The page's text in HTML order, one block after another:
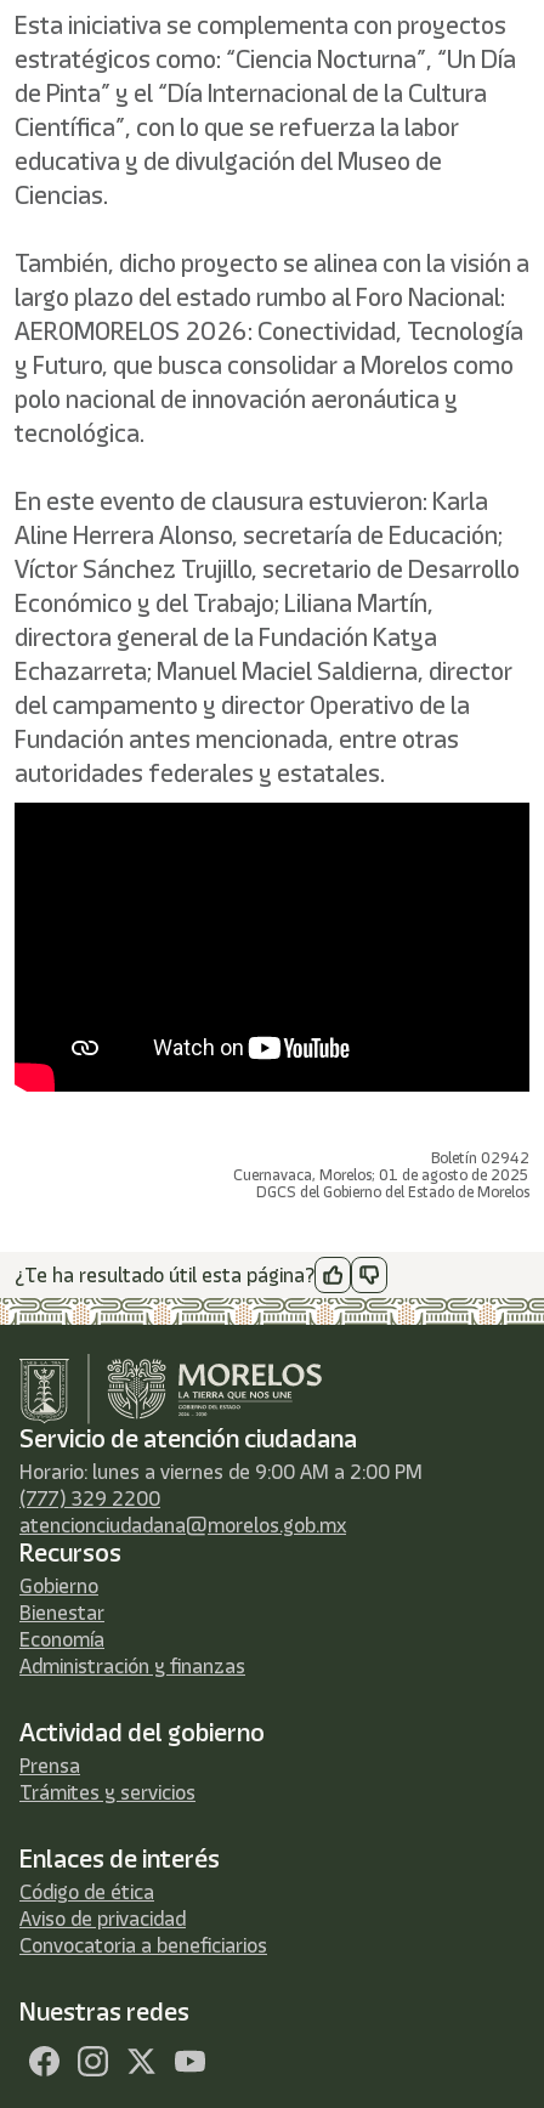
Esta iniciativa se complementa con proyectos
estratégicos como: “Ciencia Nocturna”, “Un Día
de Pinta” y el “Día Internacional de la Cultura
Científica”, con lo que se refuerza la labor
educativa y de divulgación del Museo de
Ciencias.
También, dicho proyecto se alinea con la visión a
largo plazo del estado rumbo al Foro Nacional:
AEROMORELOS 2026: Conectividad, Tecnología
y Futuro, que busca consolidar a Morelos como
polo nacional de innovación aeronáutica y
tecnológica.
En este evento de clausura estuvieron: Karla
Aline Herrera Alonso, secretaría de Educación;
Víctor Sánchez Trujillo, secretario de Desarrollo
Económico y del Trabajo; Liliana Martín,
directora general de la Fundación Katya
Echazarreta; Manuel Maciel Saldierna, director
del campamento y director Operativo de la
Fundación antes mencionada, entre otras
autoridades federales y estatales.
Boletín 02942
Cuernavaca, Morelos; 01 de agosto de 2025
DGCS del Gobierno del Estado de Morelos
¿Te ha resultado útil esta página?
Servicio de atención ciudadana
Horario: lunes a viernes de 9:00 AM a 2:00 PM
(777) 329 2200
atencionciudadana@morelos.gob.mx
Recursos
Gobierno
Bienestar
Economía
Administración y finanzas
Actividad del gobierno
Prensa
Trámites y servicios
Enlaces de interés
Código de ética
Aviso de privacidad
Convocatoria a beneficiarios
Nuestras redes